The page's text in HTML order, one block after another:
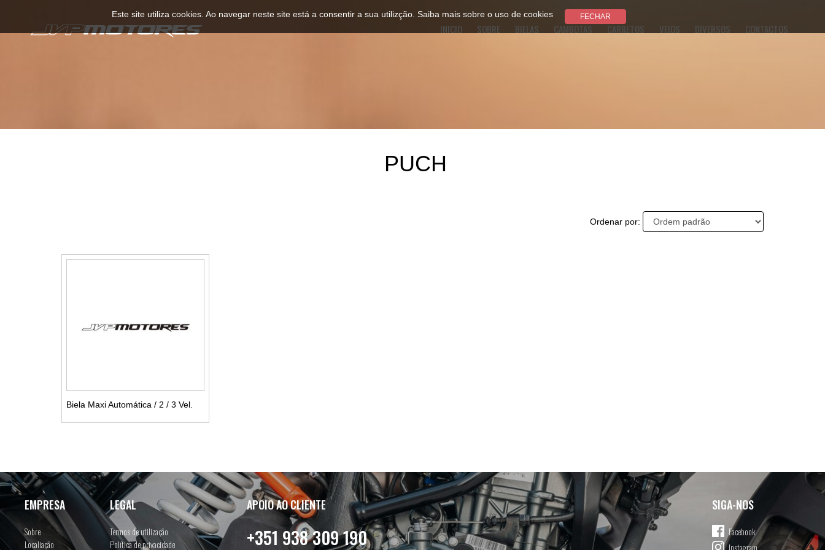
INICIO SOBRE BIELAS CAMBOTAS CARRETOS VEIOS DIVERSOS CONTACTOS
PUCH
Ordenar por:
Biela Maxi Automática / 2 / 3 Vel.
EMPRESA
Sobre
Localiação
LEGAL
Termos de utilização
Política de privacidade
APOIO AO CLIENTE
+351 938 309 190
SIGA-NOS
Facebook
Instagram
Este site utiliza cookies. Ao navegar neste site está a consentir a sua utilizção. Saiba mais sobre o uso de cookies